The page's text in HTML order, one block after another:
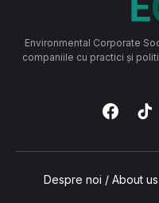
Environmental Corporate
companiile cu practici și
Despre noi / About us